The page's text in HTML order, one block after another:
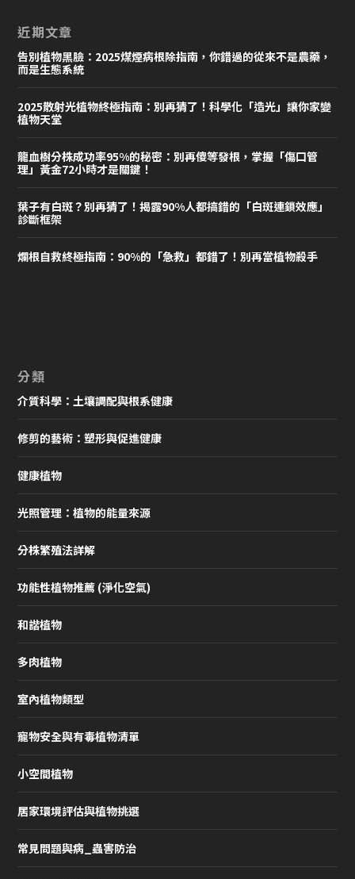
近期文章
告別植物黑臉：2025煤煙病根除指南，你錯過的從來不是農藥，
而是生態系統
2025散射光植物終極指南：別再猜了！科學化「造光」讓你家變
植物天堂
龍血樹分株成功率95%的秘密：別再傻等發根，掌握「傷口管
理」黃金72小時才是關鍵！
葉子有白斑？別再猜了！揭露90%人都搞錯的「白斑連鎖效應」
診斷框架
爛根自救終極指南：90%的「急救」都錯了！別再當植物殺手
分類
介質科學：土壤調配與根系健康
修剪的藝術：塑形與促進健康
健康植物
光照管理：植物的能量來源
分株繁殖法詳解
功能性植物推薦 (淨化空氣)
和諧植物
多肉植物
室內植物類型
寵物安全與有毒植物清單
小空間植物
居家環境評估與植物挑選
常見問題與病_蟲害防治